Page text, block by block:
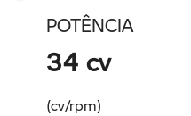
POTÊNCIA
34 cv
(cv/rpm)